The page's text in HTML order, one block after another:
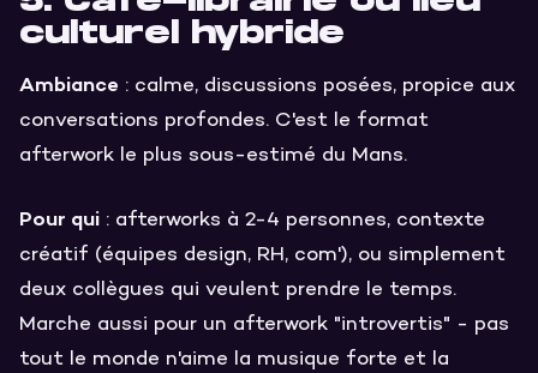
culturel hybride
Ambiance : calme, discussions posées, propice aux
conversations profondes. C'est le format
afterwork le plus sous-estimé du Mans.
Pour qui : afterworks à 2-4 personnes, contexte
créatif (équipes design, RH, com'), ou simplement
deux collègues qui veulent prendre le temps.
Marche aussi pour un afterwork "introvertis" - pas
tout le monde n'aime la musique forte et la